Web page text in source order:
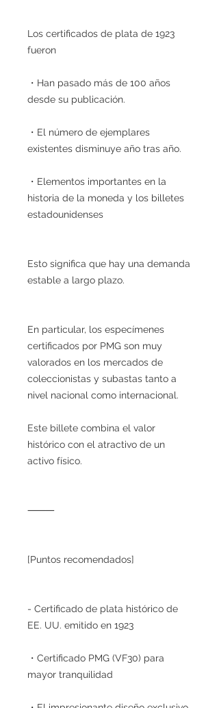
Los certificados de plata de 1923
fueron
・Han pasado más de 100 años
desde su publicación.
・El número de ejemplares
existentes disminuye año tras año.
・Elementos importantes en la
historia de la moneda y los billetes
estadounidenses
Esto significa que hay una demanda
estable a largo plazo.
En particular, los especímenes
certificados por PMG son muy
valorados en los mercados de
coleccionistas y subastas tanto a
nivel nacional como internacional.
Este billete combina el valor
histórico con el atractivo de un
activo físico.
⸻
[Puntos recomendados]
- Certificado de plata histórico de
EE. UU. emitido en 1923
・Certificado PMG (VF30) para
mayor tranquilidad